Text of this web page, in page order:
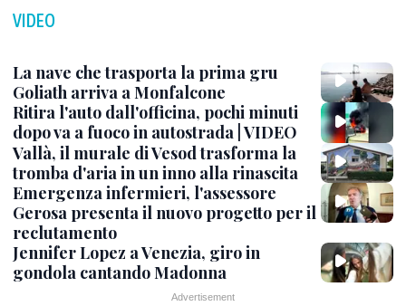
VIDEO
La nave che trasporta la prima gru
Goliath arriva a Monfalcone
Ritira l'auto dall'officina, pochi minuti
dopo va a fuoco in autostrada | VIDEO
Vallà, il murale di Vesod trasforma la
tromba d'aria in un inno alla rinascita
Emergenza infermieri, l'assessore
Gerosa presenta il nuovo progetto per il
reclutamento
Jennifer Lopez a Venezia, giro in
gondola cantando Madonna